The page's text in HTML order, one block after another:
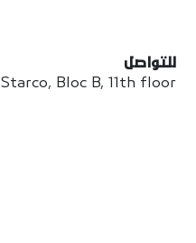
للتواصل
Starco, Bloc B, 11th floor